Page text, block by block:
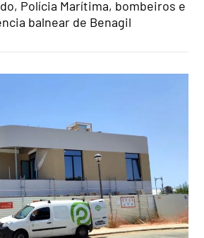
Polícia Marítima, bombeiros e
balnear de Benagil